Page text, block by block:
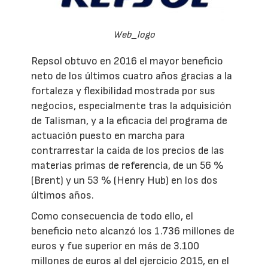
Web_logo
Repsol obtuvo en 2016 el mayor beneficio
neto de los últimos cuatro años gracias a la
fortaleza y flexibilidad mostrada por sus
negocios, especialmente tras la adquisición
de Talisman, y a la eficacia del programa de
actuación puesto en marcha para
contrarrestar la caída de los precios de las
materias primas de referencia, de un 56 %
(Brent) y un 53 % (Henry Hub) en los dos
últimos años.
Como consecuencia de todo ello, el
beneficio neto alcanzó los 1.736 millones de
euros y fue superior en más de 3.100
millones de euros al del ejercicio 2015, en el